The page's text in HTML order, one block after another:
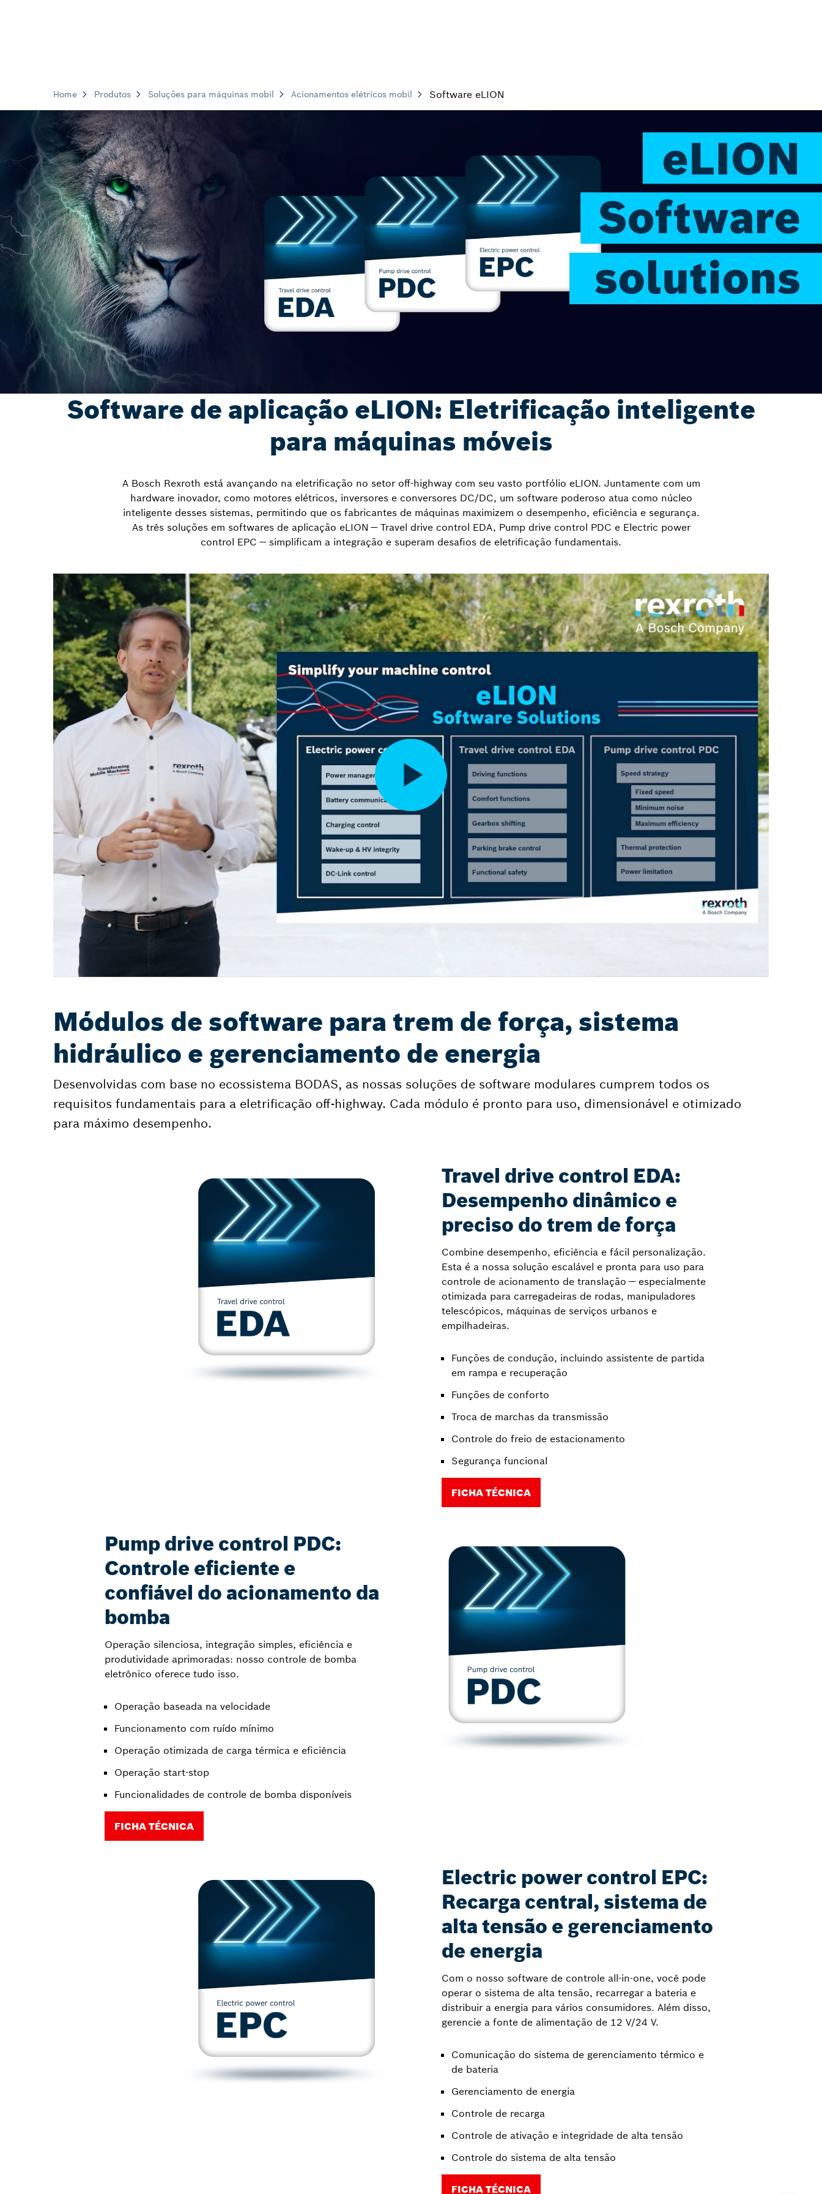
Home Produtos Soluções para máquinas mobil Acionamentos elétricos mobil Software eLION
Software de aplicação eLION: Eletrificação inteligente
para máquinas móveis
A Bosch Rexroth está avançando na eletrificação no setor off-highway com seu vasto portfólio eLION. Juntamente com um
hardware inovador, como motores elétricos, inversores e conversores DC/DC, um software poderoso atua como núcleo
inteligente desses sistemas, permitindo que os fabricantes de máquinas maximizem o desempenho, eficiência e segurança.
As três soluções em softwares de aplicação eLION — Travel drive control EDA, Pump drive control PDC e Electric power
control EPC — simplificam a integração e superam desafios de eletrificação fundamentais.
Módulos de software para trem de força, sistema
hidráulico e gerenciamento de energia
Desenvolvidas com base no ecossistema BODAS, as nossas soluções de software modulares cumprem todos os
requisitos fundamentais para a eletrificação off-highway. Cada módulo é pronto para uso, dimensionável e otimizado
para máximo desempenho.
Travel drive control EDA:
Desempenho dinâmico e
preciso do trem de força
Combine desempenho, eficiência e fácil personalização.
Esta é a nossa solução escalável e pronta para uso para
controle de acionamento de translação — especialmente
otimizada para carregadeiras de rodas, manipuladores
telescópicos, máquinas de serviços urbanos e
empilhadeiras.
Funções de condução, incluindo assistente de partida
em rampa e recuperação
Funções de conforto
Troca de marchas da transmissão
Controle do freio de estacionamento
Segurança funcional
FICHA TÉCNICA
Pump drive control PDC:
Controle eficiente e
confiável do acionamento da
bomba
Operação silenciosa, integração simples, eficiência e
produtividade aprimoradas: nosso controle de bomba
eletrônico oferece tudo isso.
Operação baseada na velocidade
Funcionamento com ruído mínimo
Operação otimizada de carga térmica e eficiência
Operação start-stop
Funcionalidades de controle de bomba disponíveis
FICHA TÉCNICA
Electric power control EPC:
Recarga central, sistema de
alta tensão e gerenciamento
de energia
Com o nosso software de controle all-in-one, você pode
operar o sistema de alta tensão, recarregar a bateria e
distribuir a energia para vários consumidores. Além disso,
gerencie a fonte de alimentação de 12 V/24 V.
Comunicação do sistema de gerenciamento térmico e
de bateria
Gerenciamento de energia
Controle de recarga
Controle de ativação e integridade de alta tensão
Controle do sistema de alta tensão
FICHA TÉCNICA